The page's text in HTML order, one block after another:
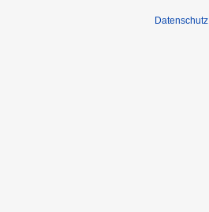
Datenschutz